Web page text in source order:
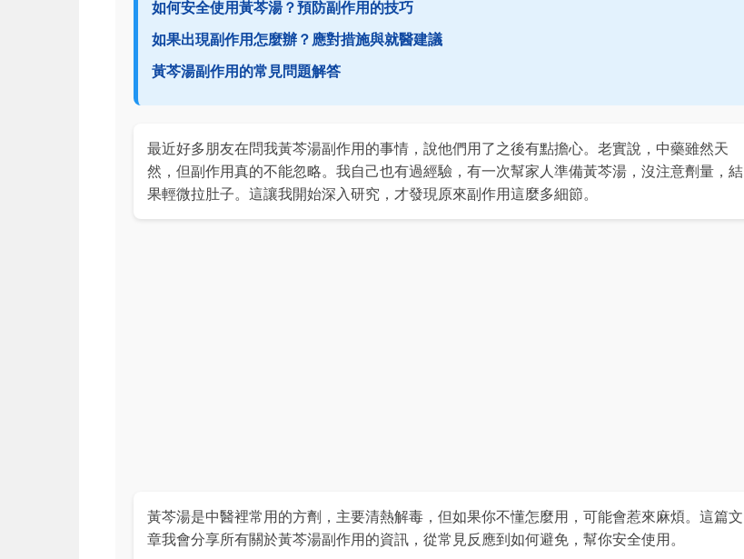
如何安全使用黃芩湯？預防副作用的技巧
如果出現副作用怎麼辦？應對措施與就醫建議
黃芩湯副作用的常見問題解答
最近好多朋友在問我黃芩湯副作用的事情，說他們用了之後有點擔心。老實說，中藥雖然天
然，但副作用真的不能忽略。我自己也有過經驗，有一次幫家人準備黃芩湯，沒注意劑量，結
果輕微拉肚子。這讓我開始深入研究，才發現原來副作用這麼多細節。
黃芩湯是中醫裡常用的方劑，主要清熱解毒，但如果你不懂怎麼用，可能會惹來麻煩。這篇文
章我會分享所有關於黃芩湯副作用的資訊，從常見反應到如何避免，幫你安全使用。